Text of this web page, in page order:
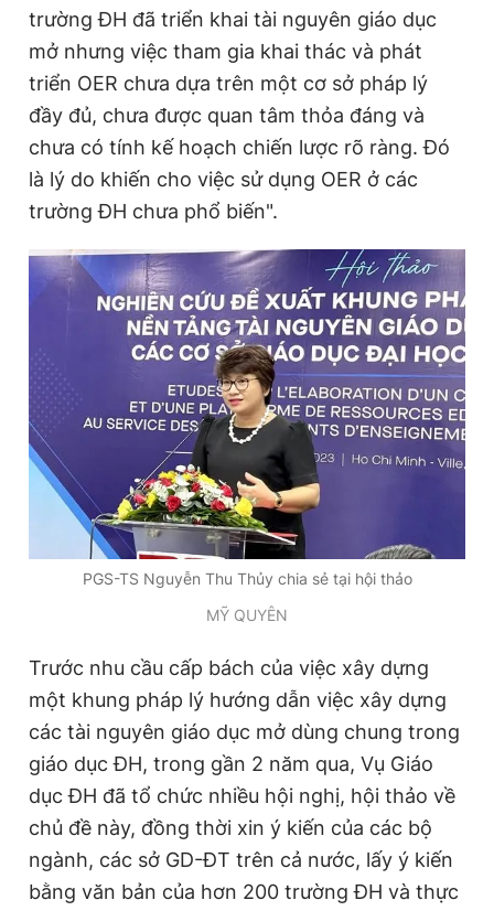
trường ĐH đã triển khai tài nguyên giáo dục
mở nhưng việc tham gia khai thác và phát
triển OER chưa dựa trên một cơ sở pháp lý
đầy đủ, chưa được quan tâm thỏa đáng và
chưa có tính kế hoạch chiến lược rõ ràng. Đó
là lý do khiến cho việc sử dụng OER ở các
trường ĐH chưa phổ biến".
PGS-TS Nguyễn Thu Thủy chia sẻ tại hội thảo
MỸ QUYÊN
Trước nhu cầu cấp bách của việc xây dựng
một khung pháp lý hướng dẫn việc xây dựng
các tài nguyên giáo dục mở dùng chung trong
giáo dục ĐH, trong gần 2 năm qua, Vụ Giáo
dục ĐH đã tổ chức nhiều hội nghị, hội thảo về
chủ đề này, đồng thời xin ý kiến của các bộ
ngành, các sở GD-ĐT trên cả nước, lấy ý kiến
bằng văn bản của hơn 200 trường ĐH và thực